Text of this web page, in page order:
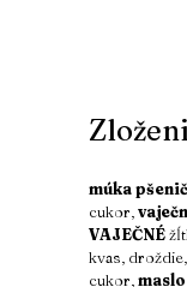
múka
cukor,
VAJEČNÉ
kvas,
cukor, maslo